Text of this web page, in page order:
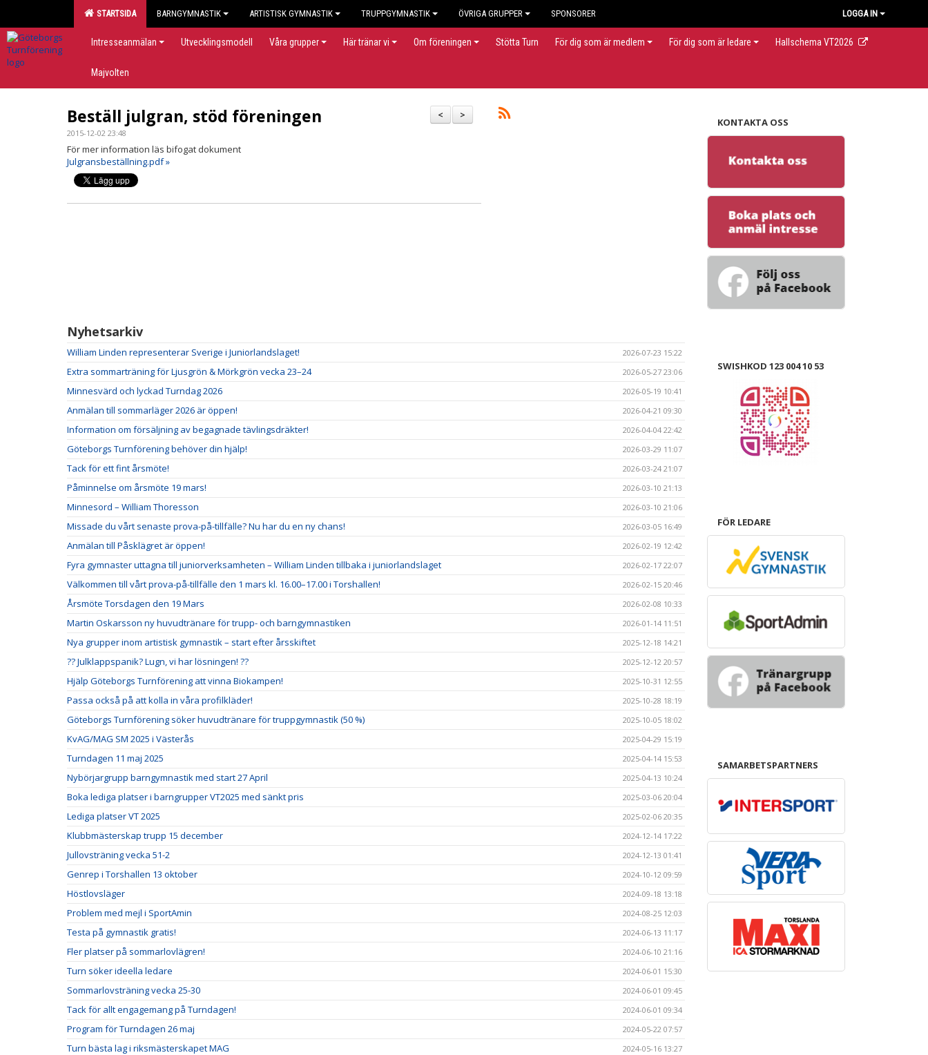
STARTSIDA BARNGYMNASTIK ARTISTISK GYMNASTIK TRUPPGYMNASTIK ÖVRIGA GRUPPER SPONSORER LOGGA IN
Intresseanmälan Utvecklingsmodell Våra grupper Här tränar vi Om föreningen Stötta Turn För dig som är medlem För dig som är ledare Hallschema VT2026
Majvolten
>
<
Beställ julgran, stöd föreningen
2015-12-02 23:48
För mer information läs bifogat dokument
Julgransbeställning.pdf »
Nyhetsarkiv
William Linden representerar Sverige i Juniorlandslaget! 2026-07-23 15:22
Extra sommarträning för Ljusgrön & Mörkgrön vecka 23–24 2026-05-27 23:06
Minnesvärd och lyckad Turndag 2026 2026-05-19 10:41
Anmälan till sommarläger 2026 är öppen! 2026-04-21 09:30
Information om försäljning av begagnade tävlingsdräkter! 2026-04-04 22:42
Göteborgs Turnförening behöver din hjälp! 2026-03-29 11:07
Tack för ett fint årsmöte! 2026-03-24 21:07
Påminnelse om årsmöte 19 mars! 2026-03-10 21:13
Minnesord – William Thoresson 2026-03-10 21:06
Missade du vårt senaste prova-på-tillfälle? Nu har du en ny chans! 2026-03-05 16:49
Anmälan till Påsklägret är öppen! 2026-02-19 12:42
Fyra gymnaster uttagna till juniorverksamheten – William Linden tillbaka i juniorlandslaget 2026-02-17 22:07
Välkommen till vårt prova-på-tillfälle den 1 mars kl. 16.00–17.00 i Torshallen! 2026-02-15 20:46
Årsmöte Torsdagen den 19 Mars 2026-02-08 10:33
Martin Oskarsson ny huvudtränare för trupp- och barngymnastiken 2026-01-14 11:51
Nya grupper inom artistisk gymnastik – start efter årsskiftet 2025-12-18 14:21
?? Julklappspanik? Lugn, vi har lösningen! ?? 2025-12-12 20:57
Hjälp Göteborgs Turnförening att vinna Biokampen! 2025-10-31 12:55
Passa också på att kolla in våra profilkläder! 2025-10-28 18:19
Göteborgs Turnförening söker huvudtränare för truppgymnastik (50 %) 2025-10-05 18:02
KvAG/MAG SM 2025 i Västerås 2025-04-29 15:19
Turndagen 11 maj 2025 2025-04-14 15:53
Nybörjargrupp barngymnastik med start 27 April 2025-04-13 10:24
Boka lediga platser i barngrupper VT2025 med sänkt pris 2025-03-06 20:04
Lediga platser VT 2025 2025-02-06 20:35
Klubbmästerskap trupp 15 december 2024-12-14 17:22
Jullovsträning vecka 51-2 2024-12-13 01:41
Genrep i Torshallen 13 oktober 2024-10-12 09:59
Höstlovsläger 2024-09-18 13:18
Problem med mejl i SportAmin 2024-08-25 12:03
Testa på gymnastik gratis! 2024-06-13 11:17
Fler platser på sommarlovlägren! 2024-06-10 21:16
Turn söker ideella ledare 2024-06-01 15:30
Sommarlovsträning vecka 25-30 2024-06-01 09:45
Tack för allt engagemang på Turndagen! 2024-06-01 09:34
Program för Turndagen 26 maj 2024-05-22 07:57
Turn bästa lag i riksmästerskapet MAG 2024-05-16 13:27
KONTAKTA OSS
SWISHKOD 123 004 10 53
FÖR LEDARE
SAMARBETSPARTNERS